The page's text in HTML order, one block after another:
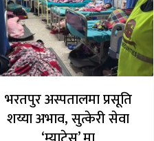
भरतपुर अस्पतालमा प्रसूति
शय्या अभाव, सुत्केरी सेवा